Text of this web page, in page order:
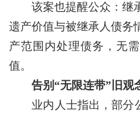
该案也提醒公众：继
遗产价值与被继承人债务
产范围内处理债务，无
值。
告别“无限连带”旧观
业内人士指出，部分